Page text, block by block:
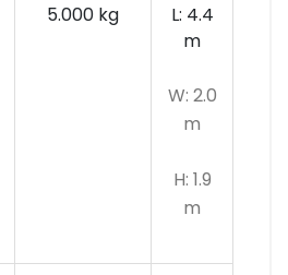
5.000 kg
L: 4.4
m
W: 2.0
m
H: 1.9
m